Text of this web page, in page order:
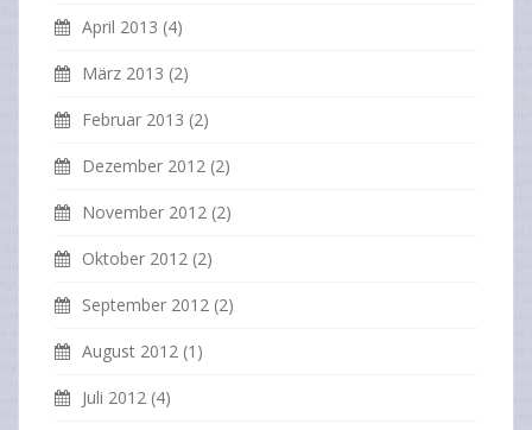
April 2013 (4)
März 2013 (2)
Februar 2013 (2)
Dezember 2012 (2)
November 2012 (2)
Oktober 2012 (2)
September 2012 (2)
August 2012 (1)
Juli 2012 (4)